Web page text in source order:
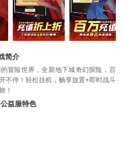
简介
冒险世界，全新地下城奇幻探险，百
不停！轻松挂机，畅享放置+即时战斗
！
益服特色